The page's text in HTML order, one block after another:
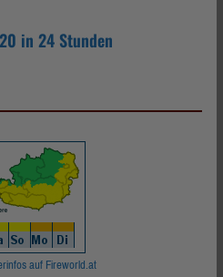
in 24 Stunden
auf Fireworld.at